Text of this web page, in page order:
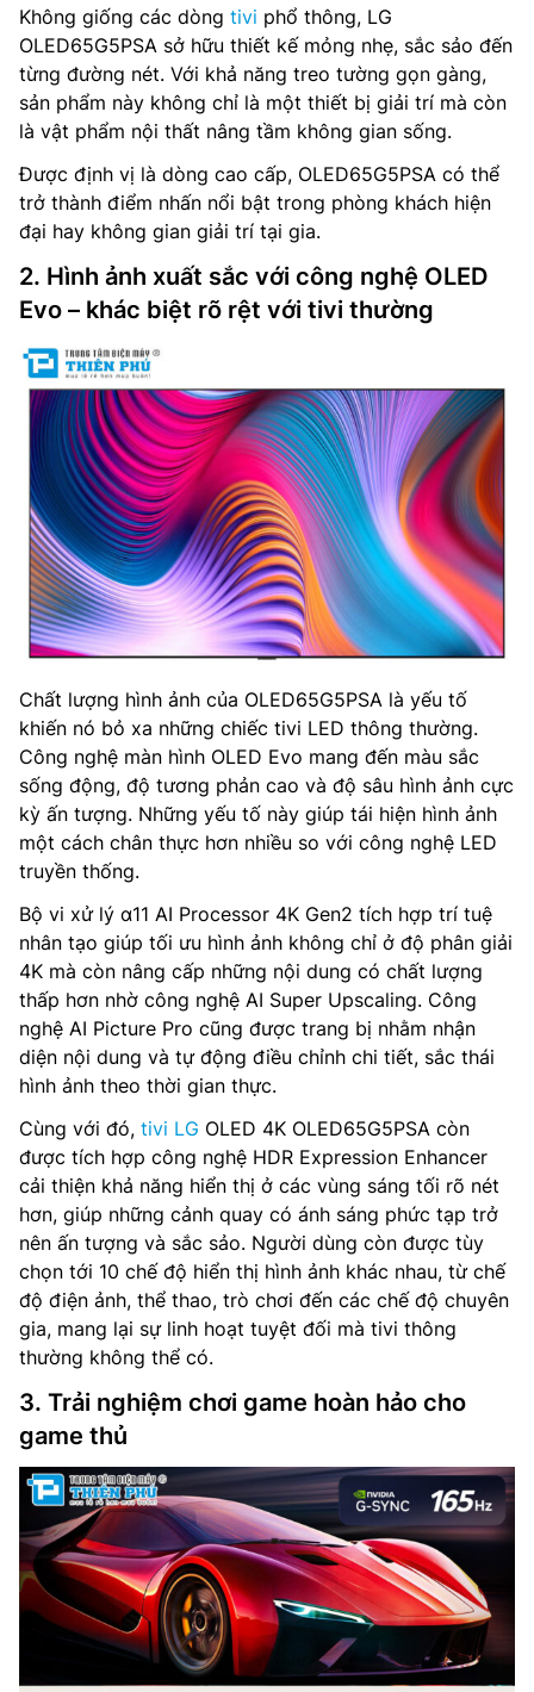
Không giống các dòng tivi phổ thông, LG
OLED65G5PSA sở hữu thiết kế mỏng nhẹ, sắc sảo đến
từng đường nét. Với khả năng treo tường gọn gàng,
sản phẩm này không chỉ là một thiết bị giải trí mà còn
là vật phẩm nội thất nâng tầm không gian sống.
Được định vị là dòng cao cấp, OLED65G5PSA có thể
trở thành điểm nhấn nổi bật trong phòng khách hiện
đại hay không gian giải trí tại gia.
2. Hình ảnh xuất sắc với công nghệ OLED
Evo – khác biệt rõ rệt với tivi thường
Chất lượng hình ảnh của OLED65G5PSA là yếu tố
khiến nó bỏ xa những chiếc tivi LED thông thường.
Công nghệ màn hình OLED Evo mang đến màu sắc
sống động, độ tương phản cao và độ sâu hình ảnh cực
kỳ ấn tượng. Những yếu tố này giúp tái hiện hình ảnh
một cách chân thực hơn nhiều so với công nghệ LED
truyền thống.
Bộ vi xử lý α11 AI Processor 4K Gen2 tích hợp trí tuệ
nhân tạo giúp tối ưu hình ảnh không chỉ ở độ phân giải
4K mà còn nâng cấp những nội dung có chất lượng
thấp hơn nhờ công nghệ AI Super Upscaling. Công
nghệ AI Picture Pro cũng được trang bị nhằm nhận
diện nội dung và tự động điều chỉnh chi tiết, sắc thái
hình ảnh theo thời gian thực.
Cùng với đó, tivi LG OLED 4K OLED65G5PSA còn
được tích hợp công nghệ HDR Expression Enhancer
cải thiện khả năng hiển thị ở các vùng sáng tối rõ nét
hơn, giúp những cảnh quay có ánh sáng phức tạp trở
nên ấn tượng và sắc sảo. Người dùng còn được tùy
chọn tới 10 chế độ hiển thị hình ảnh khác nhau, từ chế
độ điện ảnh, thể thao, trò chơi đến các chế độ chuyên
gia, mang lại sự linh hoạt tuyệt đối mà tivi thông
thường không thể có.
3. Trải nghiệm chơi game hoàn hảo cho
game thủ